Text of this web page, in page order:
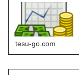
tesu-go.com